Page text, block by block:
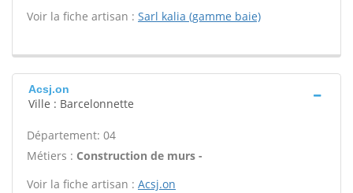
Voir la fiche artisan : Sarl kalia (gamme baie)
Acsj.on
Ville : Barcelonnette
Département: 04
Métiers : Construction de murs -
Voir la fiche artisan : Acsj.on